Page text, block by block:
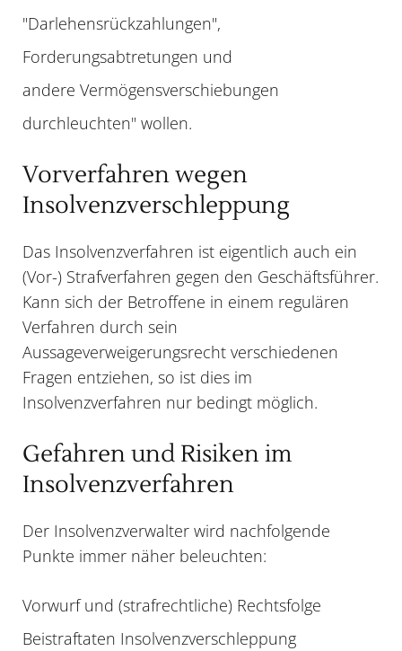
"Darlehensrückzahlungen",
Forderungsabtretungen und
andere Vermögensverschiebungen
durchleuchten" wollen.
Vorverfahren wegen
Insolvenzverschleppung
Das Insolvenzverfahren ist eigentlich auch ein
(Vor-) Strafverfahren gegen den Geschäftsführer.
Kann sich der Betroffene in einem regulären
Verfahren durch sein
Aussageverweigerungsrecht verschiedenen
Fragen entziehen, so ist dies im
Insolvenzverfahren nur bedingt möglich.
Gefahren und Risiken im
Insolvenzverfahren
Der Insolvenzverwalter wird nachfolgende
Punkte immer näher beleuchten:
Vorwurf und (strafrechtliche) Rechtsfolge
Beistraftaten Insolvenzverschleppung